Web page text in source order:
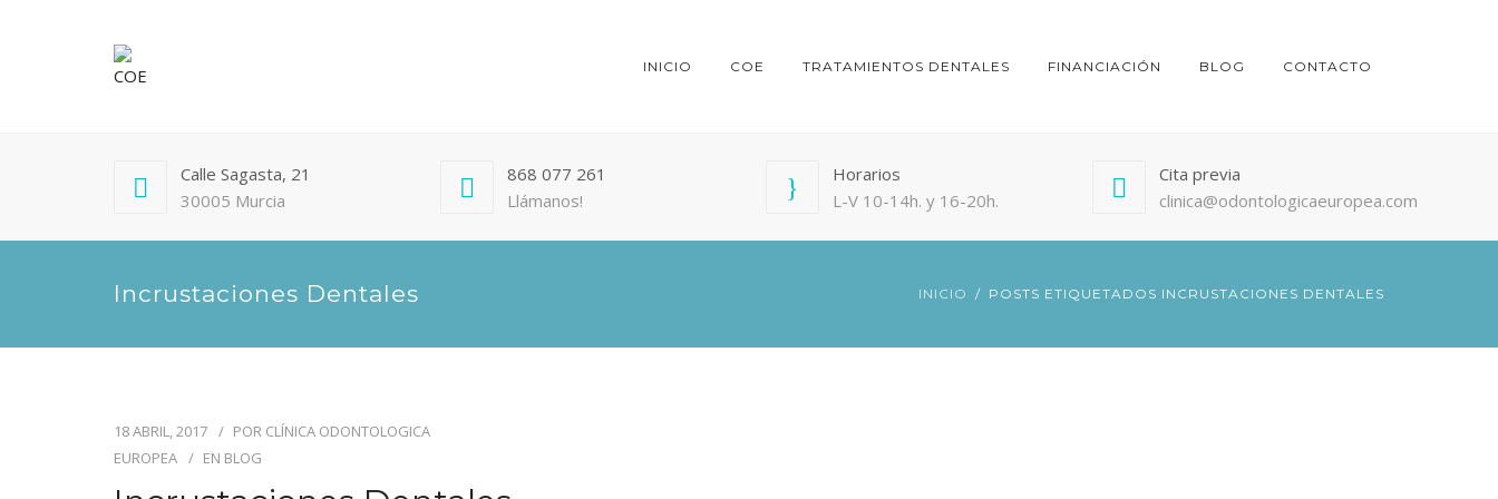
INICIO COE TRATAMIENTOS DENTALES FINANCIACIÓN BLOG CONTACTO
Calle Sagasta, 21
30005 Murcia
868 077 261
Llámanos!
Horarios
L-V 10-14h. y 16-20h.
Cita previa
clinica@odontologicaeuropea.com
Incrustaciones Dentales INICIO POSTS ETIQUETADOS INCRUSTACIONES DENTALES
18 ABRIL, 2017 POR CLÍNICA ODONTOLOGICA
EUROPEA
EN BLOG